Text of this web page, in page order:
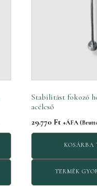
Stabilitást fokozó
acélcső
29.770 Ft +ÁFA
KOSÁRBA
TERMÉK